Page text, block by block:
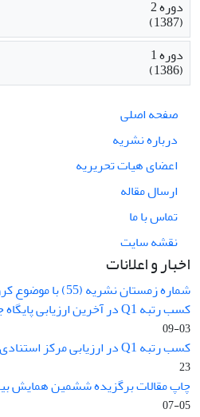
دوره 2
(1387)
دوره 1
(1386)
صفحه اصلی
درباره نشریه
اعضای هیات تحریریه
ارسال مقاله
تماس با ما
نقشه سایت
اخبار و اعلانات
شماره زمستان نشریه (55) با موضوع کرونا منتشر شد.
کسب رتبه Q1 در آخرین ارزیابی پایگاه جامع علوم استنادی ...
03-09
کسب رتبه Q1 در ارزیابی مرکز استنادی علوم جهان اسلام ...
23
چاپ مقالات برگزیده ششمین همایش
05-07